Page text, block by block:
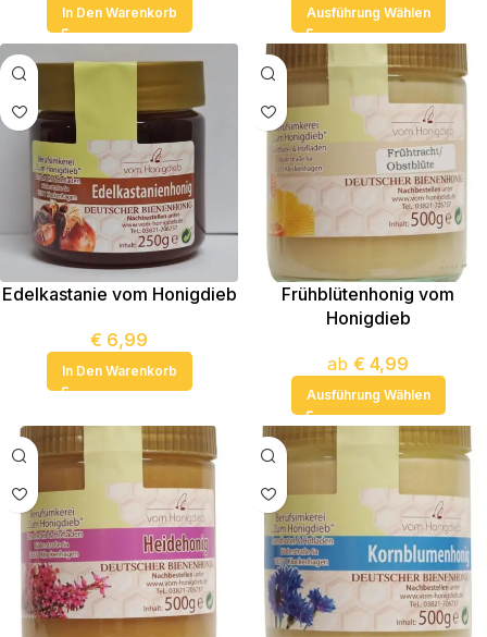
In Den Warenkorb Ausführung Wählen
Edelkastanie vom Honigdieb
€ 6,99
In Den Warenkorb
Frühblütenhonig vom
Honigdieb
ab € 4,99
Ausführung Wählen